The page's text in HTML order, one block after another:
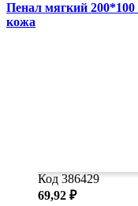
Пенал мягкий
кожа
Код 386429
69,92 ₽